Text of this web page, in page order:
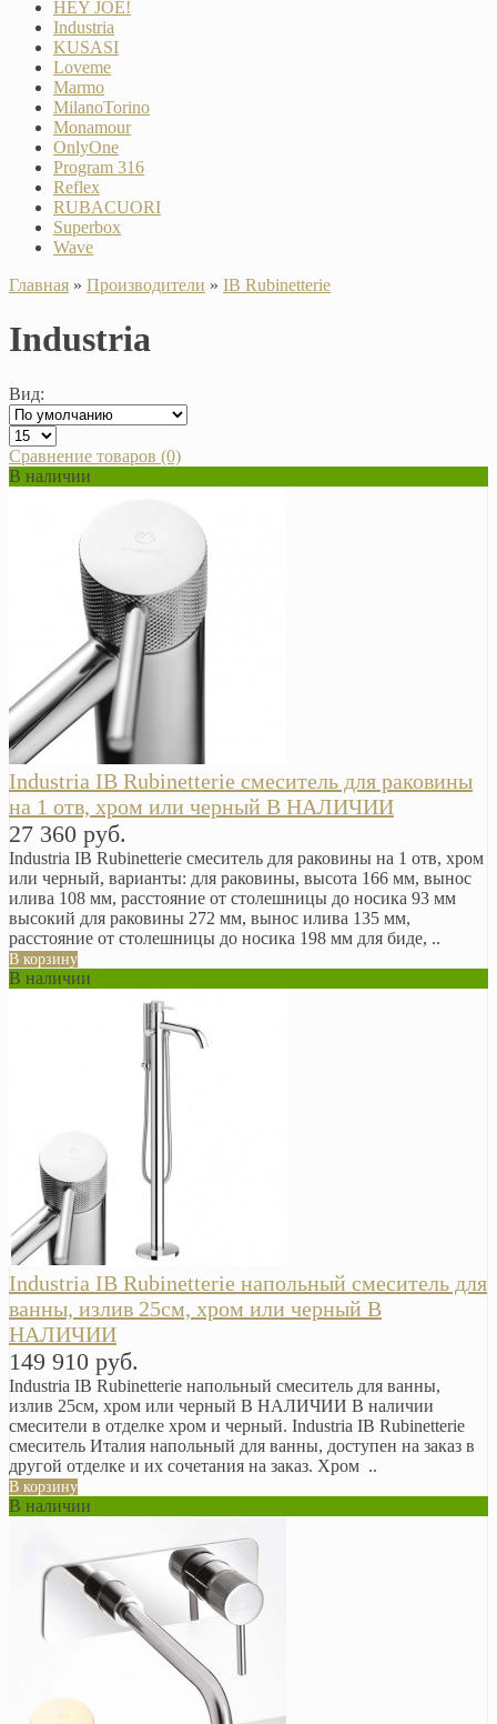
HEY JOE!
Industria
KUSASI
Loveme
Marmo
MilanoTorino
Monamour
OnlyOne
Program 316
Reflex
RUBACUORI
Superbox
Wave
Главная » Производители » IB Rubinetterie
Industria
Вид:
Сравнение товаров (0)
В наличии
Industria IB Rubinetterie смеситель для раковины
на 1 отв, хром или черный В НАЛИЧИИ
27 360 руб.
Industria IB Rubinetterie смеситель для раковины на 1 отв, хром
или черный, варианты: для раковины, высота 166 мм, вынос
илива 108 мм, расстояние от столешницы до носика 93 мм
высокий для раковины 272 мм, вынос илива 135 мм,
расстояние от столешницы до носика 198 мм для биде, ..
В корзину
В наличии
Industria IB Rubinetterie напольный смеситель для
ванны, излив 25см, хром или черный В
НАЛИЧИИ
149 910 руб.
Industria IB Rubinetterie напольный смеситель для ванны,
излив 25см, хром или черный В НАЛИЧИИ В наличии
смесители в отделке хром и черный. Industria IB Rubinetterie
смеситель Италия напольный для ванны, доступен на заказ в
другой отделке и их сочетания на заказ. Хром ..
В корзину
В наличии